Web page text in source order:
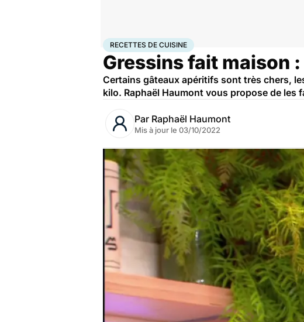
AccueilBien-êtreNutrition Recettes de cuisine
RECETTES DE CUISINE
Gressins fait maison
Certains gâteaux apéritifs sont très chers,
kilo. Raphaël Haumont vous propose de les
Par Raphaël Haumont
Mis à jour le 03/10/2022